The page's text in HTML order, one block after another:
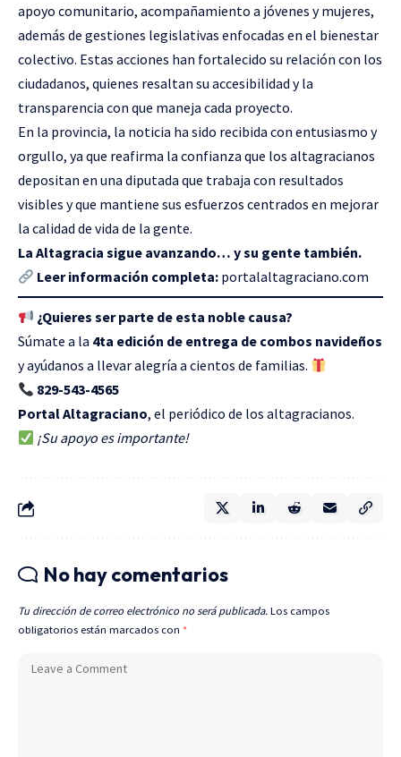
apoyo comunitario, acompañamiento a jóvenes y mujeres,
además de gestiones legislativas enfocadas en el bienestar
colectivo. Estas acciones han fortalecido su relación con los
ciudadanos, quienes resaltan su accesibilidad y la
transparencia con que maneja cada proyecto.
En la provincia, la noticia ha sido recibida con entusiasmo y
orgullo, ya que reafirma la confianza que los altagracianos
depositan en una diputada que trabaja con resultados
visibles y que mantiene sus esfuerzos centrados en mejorar
la calidad de vida de la gente.
La Altagracia sigue avanzando… y su gente también.
Leer información completa: portalaltagraciano.com
¿Quieres ser parte de esta noble causa?
Súmate a la 4ta edición de entrega de combos navideños
y ayúdanos a llevar alegría a cientos de familias.
829-543-4565
Portal Altagraciano, el periódico de los altagracianos.
¡Su apoyo es importante!
No hay comentarios
Tu dirección de correo electrónico no será publicada. Los campos
obligatorios están marcados con *